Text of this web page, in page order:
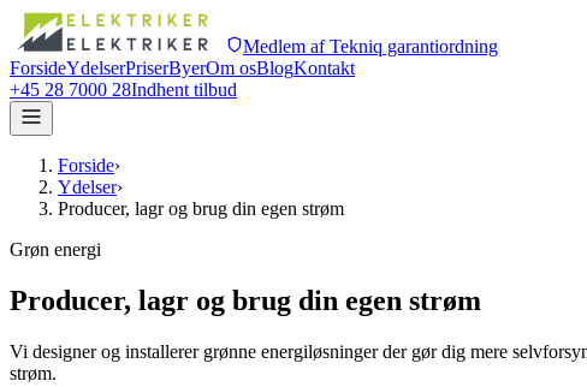
Medlem af Tekniq garantiordning
ForsideYdelserPriserByerOm osBlogKontakt
+45 28 7000 28Indhent tilbud
Forside›
Ydelser›
Producer, lagr og brug din egen strøm
Grøn energi
Producer, lagr og brug din egen strøm
Vi designer og installerer grønne energiløsninger der gør dig mere
strøm.